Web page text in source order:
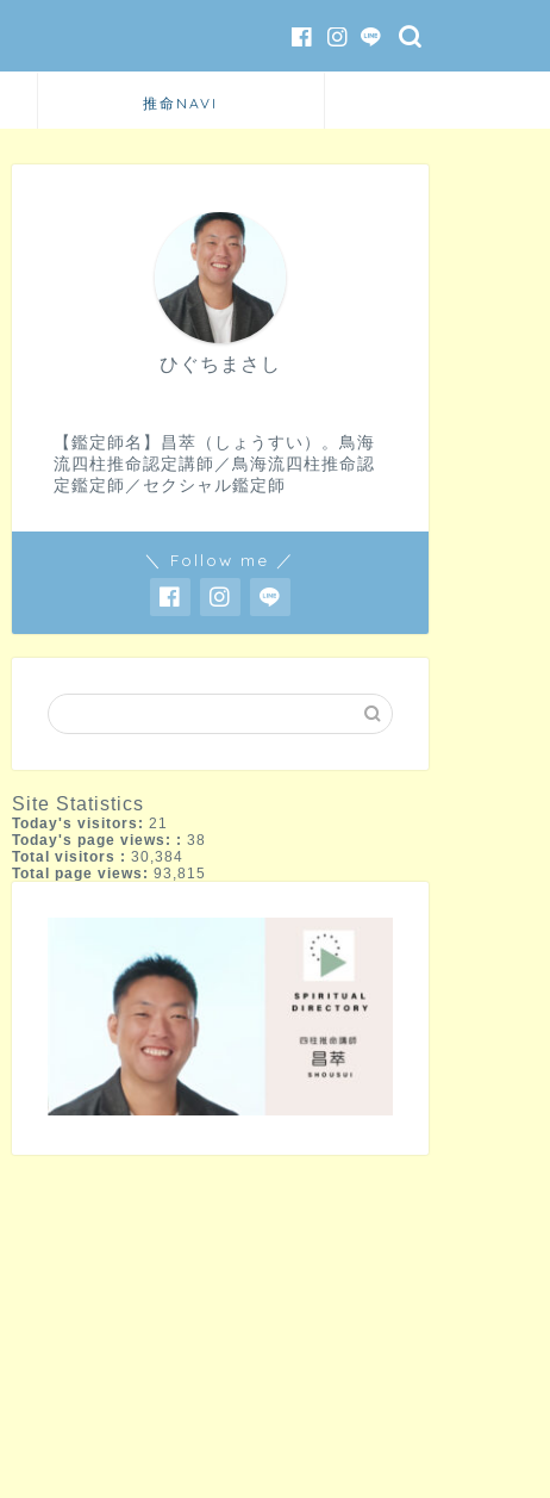
推命NAVI
ひぐちまさし
【鑑定師名】昌萃（しょうすい）。鳥海
流四柱推命認定講師／鳥海流四柱推命認
定鑑定師／セクシャル鑑定師
＼ Follow me ／
Site Statistics
Today's visitors: 21
Today's page views: : 38
Total visitors : 30,384
Total page views: 93,815